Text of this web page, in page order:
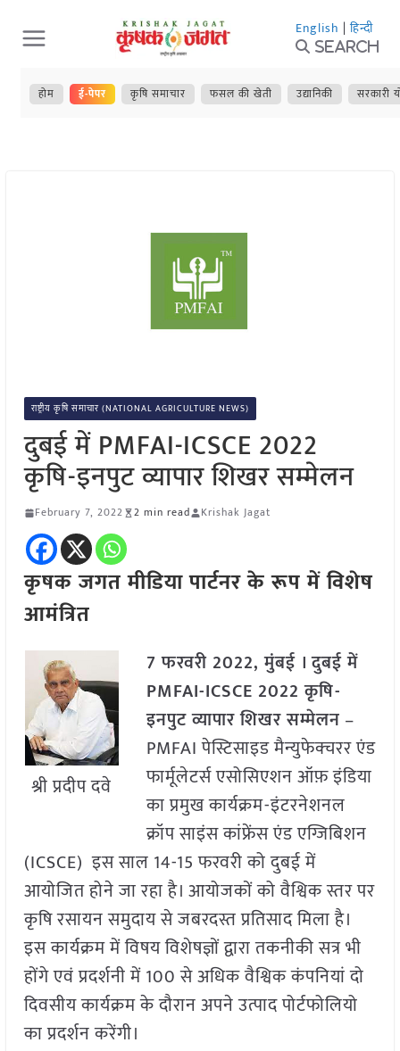
Skip
to
content
English | हिन्दी
Search
होम ई-पेपर कृषि समाचार फसल की खेती उद्यानिकी सरकारी
राष्ट्रीय कृषि समाचार (NATIONAL AGRICULTURE NEWS)
दुबई में PMFAI-ICSCE 2022
कृषि-इनपुट व्यापार शिखर सम्मेलन
February 7, 2022 2 min read Krishak Jagat
कृषक जगत मीडिया पार्टनर के रूप में विशेष
आमंत्रित
श्री प्रदीप दवे
7 फरवरी 2022, मुंबई । दुबई में
PMFAI-ICSCE 2022 कृषि-
इनपुट व्यापार शिखर सम्मेलन –
PMFAI पेस्टिसाइड मैन्युफेक्चरर एंड
फार्मूलेटर्स एसोसिएशन ऑफ़ इंडिया
का प्रमुख कार्यक्रम-इंटरनेशनल
क्रॉप साइंस कांफ्रेंस एंड एग्जिबिशन
(ICSCE) इस साल 14-15 फरवरी को दुबई में
आयोजित होने जा रहा है। आयोजकों को वैश्विक स्तर पर
कृषि रसायन समुदाय से जबरदस्त प्रतिसाद मिला है।
इस कार्यक्रम में विषय विशेषज्ञों द्वारा तकनीकी सत्र भी
होंगे एवं प्रदर्शनी में 100 से अधिक वैश्विक कंपनियां दो
दिवसीय कार्यक्रम के दौरान अपने उत्पाद पोर्टफोलियो
का प्रदर्शन करेंगी।